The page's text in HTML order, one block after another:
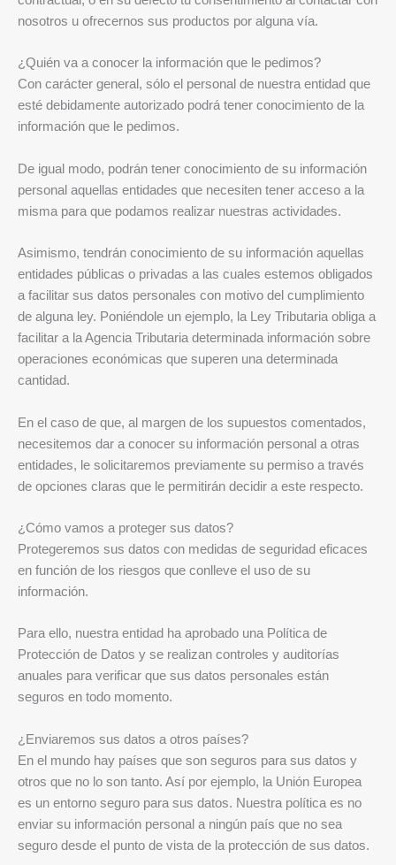
nosotros u ofrecernos sus productos por alguna vía.
¿Quién va a conocer la información que le pedimos?
Con carácter general, sólo el personal de nuestra entidad que
esté debidamente autorizado podrá tener conocimiento de la
información que le pedimos.
De igual modo, podrán tener conocimiento de su información
personal aquellas entidades que necesiten tener acceso a la
misma para que podamos realizar nuestras actividades.
Asimismo, tendrán conocimiento de su información aquellas
entidades públicas o privadas a las cuales estemos obligados
a facilitar sus datos personales con motivo del cumplimiento
de alguna ley. Poniéndole un ejemplo, la Ley Tributaria obliga a
facilitar a la Agencia Tributaria determinada información sobre
operaciones económicas que superen una determinada
cantidad.
En el caso de que, al margen de los supuestos comentados,
necesitemos dar a conocer su información personal a otras
entidades, le solicitaremos previamente su permiso a través
de opciones claras que le permitirán decidir a este respecto.
¿Cómo vamos a proteger sus datos?
Protegeremos sus datos con medidas de seguridad eficaces
en función de los riesgos que conlleve el uso de su
información.
Para ello, nuestra entidad ha aprobado una Política de
Protección de Datos y se realizan controles y auditorías
anuales para verificar que sus datos personales están
seguros en todo momento.
¿Enviaremos sus datos a otros países?
En el mundo hay países que son seguros para sus datos y
otros que no lo son tanto. Así por ejemplo, la Unión Europea
es un entorno seguro para sus datos. Nuestra política es no
enviar su información personal a ningún país que no sea
seguro desde el punto de vista de la protección de sus datos.